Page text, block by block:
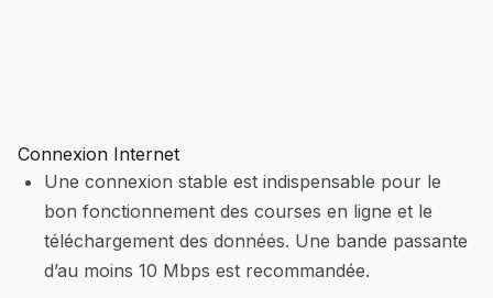
Connexion Internet
Une connexion stable est indispensable pour le
bon fonctionnement des courses en ligne et le
téléchargement des données. Une bande passante
d’au moins 10 Mbps est recommandée.